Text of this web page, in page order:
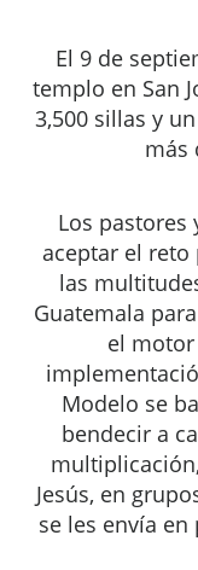
El 9 de
templo en San
3,500 sillas y
más
Los pastores
aceptar el reto
las
Guatemala
el
Modelo se
bendecir a
Jesús, en
se les envía